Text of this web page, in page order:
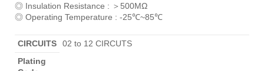
◎ Insulation Resistance : ＞500MΩ
◎ Operating Temperature : -25℃~85℃
CIRCUITS
02 to 12 CIRCUTS
Plating